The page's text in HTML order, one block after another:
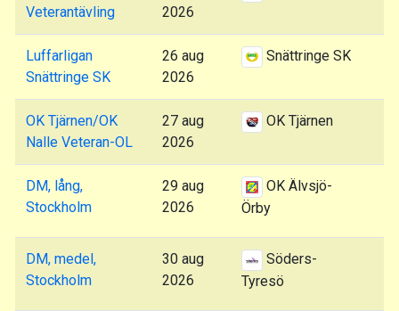
Veterantävling
2026
Luffarligan
Snättringe SK
26 aug
2026
Snättringe SK
OK Tjärnen/OK
Nalle Veteran-OL
27 aug
2026
OK Tjärnen
DM, lång,
Stockholm
29 aug
2026
OK Älvsjö-
Örby
DM, medel,
Stockholm
30 aug
2026
Söders-
Tyresö